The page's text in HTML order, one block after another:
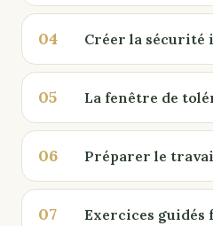
04 Créer la sécurité
05 La fenêtre de
06 Préparer le
07 Exercices guidés